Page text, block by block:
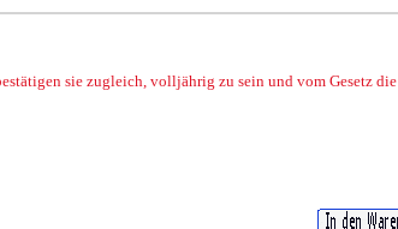
sie zugleich, volljährig zu sein und vom Gesetz die